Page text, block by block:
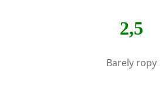
2,5
Barely ropy